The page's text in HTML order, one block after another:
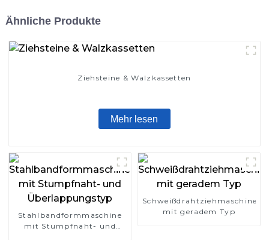
Ähnliche Produkte
Ziehsteine ​​& Walzkassetten
Mehr lesen
Stahlbandformmaschine
mit Stumpfnaht- und
Schweißdrahtziehmaschine
mit geradem Typ